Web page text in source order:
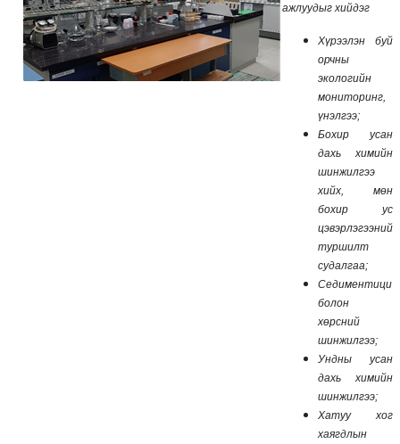
ажлуудыг хийдэг
Хүрээлэн буй
орчны
экологийн
мониторинг,
үнэлгээ;
Бохир усан
дахь химийн
шинжилгээ
хийх, мөн
бохир ус
цэвэрлэгээний
туршилт
судалгаа;
Седиментици
болон
хөрсний
шинжилгээ;
Ундны усан
дахь химийн
шинжилгээ;
Хатуу хог
хаягдлын